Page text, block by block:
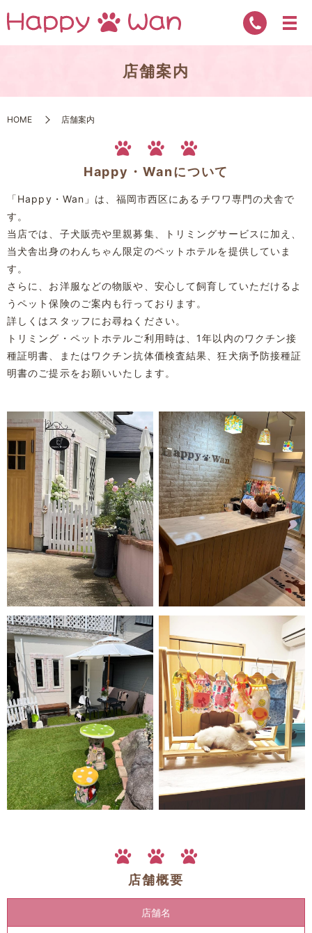
店舗案内
HOME 店舗案内
Happy・Wanについて
「Happy・Wan」は、福岡市西区にあるチワワ専門の犬舎で
す。
当店では、子犬販売や里親募集、
トリミングサービスに加え、
当犬舎出身のわんちゃん限定のペットホテルを提供していま
す。
さらに、お洋服などの物販や、安心して飼育していただけるよ
うペット保険のご案内も行っております。
詳しくはスタッフにお尋ねください。
トリミング・ペットホテルご利用時は、1年以内のワクチン接
種証明書、
またはワクチン抗体価検査結果、狂犬病予防接種証
明書のご提示をお願いいたします。
店舗概要
店舗名